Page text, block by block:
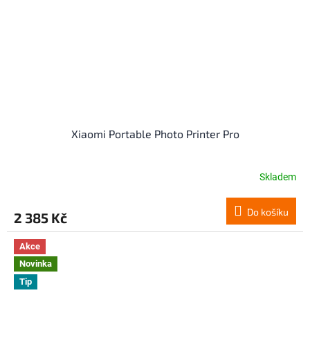
Xiaomi Portable Photo Printer Pro
Skladem
2 385 Kč Do košíku
Akce
Novinka
Tip